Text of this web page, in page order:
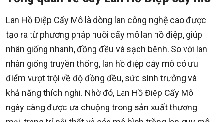
Lan Hồ Điệp Cấy Mô là dòng lan công nghệ cao được
tạo ra từ phương pháp nuôi cấy mô lan hồ điệp, giúp
nhân giống nhanh, đồng đều và sạch bệnh. So với lan
nhân giống truyền thống, lan hồ điệp cấy mô có ưu
điểm vượt trội về độ đồng đều, sức sinh trưởng và
khả năng thích nghi. Nhờ đó, Lan Hồ Điệp Cấy Mô
ngày càng được ưa chuộng trong sản xuất thương